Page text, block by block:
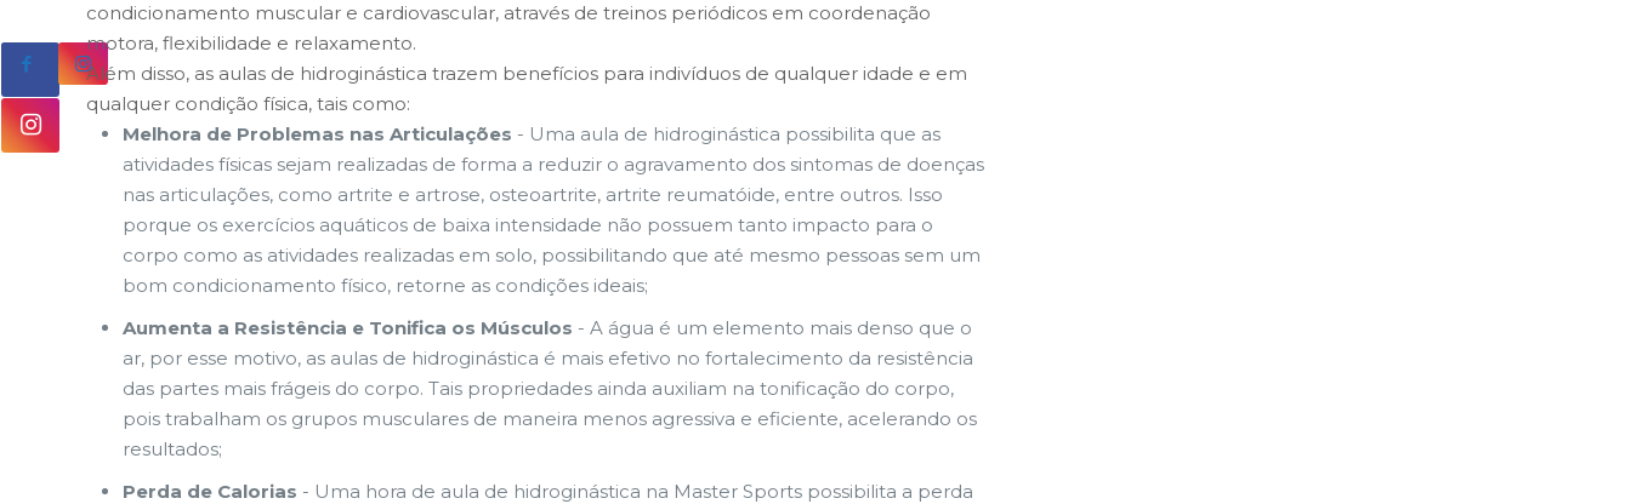
condicionamento muscular e cardiovascular, através de treinos periódicos em coordenação
motora, flexibilidade e relaxamento.
Além disso, as aulas de hidroginástica trazem benefícios para indivíduos de qualquer idade e em
qualquer condição física, tais como:
Melhora de Problemas nas Articulações - Uma aula de hidroginástica possibilita que as
atividades físicas sejam realizadas de forma a reduzir o agravamento dos sintomas de doenças
nas articulações, como artrite e artrose, osteoartrite, artrite reumatóide, entre outros. Isso
porque os exercícios aquáticos de baixa intensidade não possuem tanto impacto para o
corpo como as atividades realizadas em solo, possibilitando que até mesmo pessoas sem um
bom condicionamento físico, retorne as condições ideais;
Aumenta a Resistência e Tonifica os Músculos - A água é um elemento mais denso que o
ar, por esse motivo, as aulas de hidroginástica é mais efetivo no fortalecimento da resistência
das partes mais frágeis do corpo. Tais propriedades ainda auxiliam na tonificação do corpo,
pois trabalham os grupos musculares de maneira menos agressiva e eficiente, acelerando os
resultados;
Perda de Calorias - Uma hora de aula de hidroginástica na Master Sports possibilita a perda